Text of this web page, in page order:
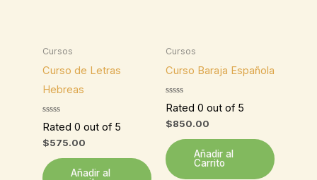
Cursos
Curso de Letras
Hebreas
Rated 0 out of 5
$575.00
Añadir al
Cursos
Curso Baraja Española
Rated 0 out of 5
$850.00
Añadir al
Carrito